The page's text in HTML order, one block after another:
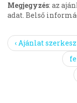
Megjegyzés: az
adat. Belső
‹ Ajánlat